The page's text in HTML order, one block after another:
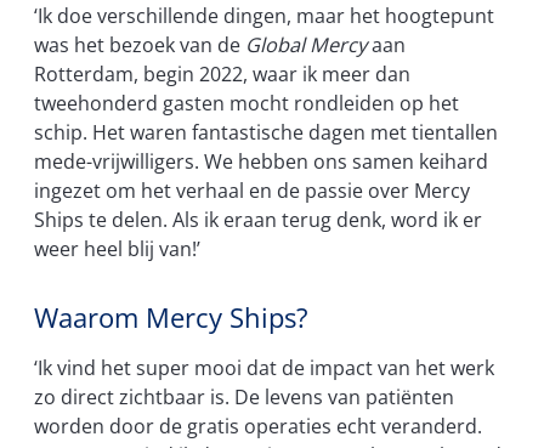
‘Ik doe verschillende dingen, maar het hoogtepunt
was het bezoek van de Global Mercyaan
Rotterdam, begin 2022, waar ik meer dan
tweehonderd gasten mocht rondleiden op het
schip. Het waren fantastische dagen met tientallen
mede-vrijwilligers. We hebben ons samen keihard
ingezet om het verhaal en de passie over Mercy
Ships te delen. Als ik eraan terug denk, word ik er
weer heel blij van!’
Waarom Mercy Ships?
‘Ik vind het super mooi dat de impact van het werk
zo direct zichtbaar is. De levens van patiënten
worden door de gratis operaties echt veranderd.